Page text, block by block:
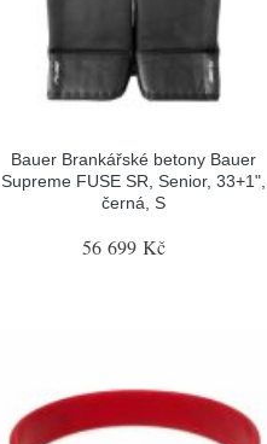
Bauer Brankářské betony Bauer
Supreme FUSE SR, Senior, 33+1",
černá, S
56 699 Kč